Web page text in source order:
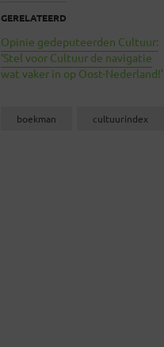
GERELATEERD
Opinie gedeputeerden Cultuur:
‘Stel voor Cultuur de navigatie
wat vaker in op Oost-Nederland!’
boekman cultuurindex